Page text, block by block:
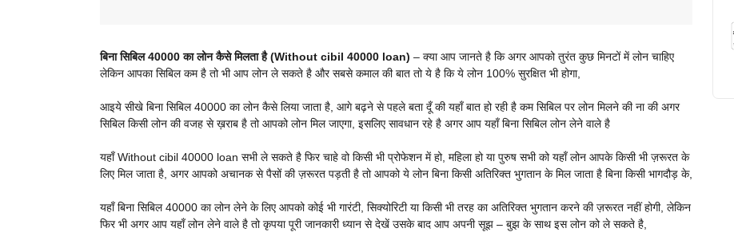
बिना सिबिल 40000 का लोन कैसे मिलता है (Without cibil 40000 loan) – क्या आप जानते है कि अगर आपको तुरंत कुछ मिनटों में लोन चाहिए
लेकिन आपका सिबिल कम है तो भी आप लोन ले सकते है और सबसे कमाल की बात तो ये है कि ये लोन 100% सुरक्षित भी होगा,
आइये सीखे बिना सिबिल 40000 का लोन कैसे लिया जाता है, आगे बढ़ने से पहले बता दूँ की यहाँ बात हो रही है कम सिबिल पर लोन मिलने की ना की अगर
सिबिल किसी लोन की वजह से ख़राब है तो आपको लोन मिल जाएगा, इसलिए सावधान रहे है अगर आप यहाँ बिना सिबिल लोन लेने वाले है
यहाँ Without cibil 40000 loan सभी ले सकते है फिर चाहे वो किसी भी प्रोफेशन में हो, महिला हो या पुरुष सभी को यहाँ लोन आपके किसी भी ज़रूरत के
लिए मिल जाता है, अगर आपको अचानक से पैसों की ज़रूरत पड़ती है तो आपको ये लोन बिना किसी अतिरिक्त भुगतान के मिल जाता है बिना किसी भागदौड़ के,
यहाँ बिना सिबिल 40000 का लोन लेने के लिए आपको कोई भी गारंटी, सिक्योरिटी या किसी भी तरह का अतिरिक्त भुगतान करने की ज़रूरत नहीं होगी, लेकिन
फिर भी अगर आप यहाँ लोन लेने वाले है तो कृपया पूरी जानकारी ध्यान से देखें उसके बाद आप अपनी सूझ – बुझ के साथ इस लोन को ले सकते है,